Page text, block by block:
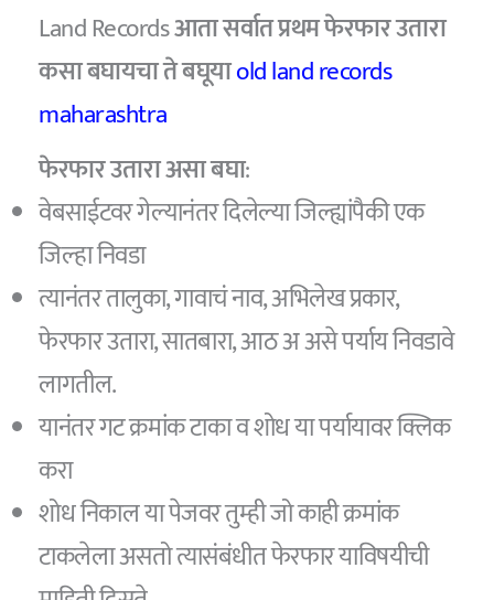
Land Recordsआता सर्वात प्रथम फेरफार उतारा
कसा बघायचा ते बघूयाold land records
maharashtra
फेरफार उतारा असा बघा:
वेबसाईटवर गेल्यानंतर दिलेल्या जिल्ह्यांपैकी एक
जिल्हा निवडा
त्यानंतर तालुका, गावाचं नाव, अभिलेख प्रकार,
फेरफार उतारा, सातबारा, आठ अ असे पर्याय निवडावे
लागतील.
यानंतर गट क्रमांक टाका व शोध या पर्यायावर क्लिक
करा
शोध निकाल या पेजवर तुम्ही जो काही क्रमांक
टाकलेला असतो त्यासंबंधीत फेरफार याविषयीची